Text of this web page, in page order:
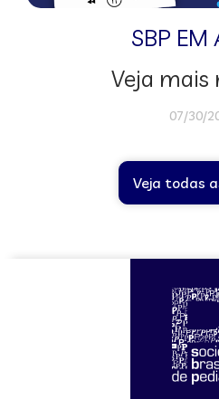
SBP EM
Veja mais
07/30/
Veja todas